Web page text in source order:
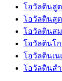
โอวัลตินสูต
โอวัลตินสู
โอวัลตินส
โอวัลตินโ
โอวัลตินเน
โอวัลตินส